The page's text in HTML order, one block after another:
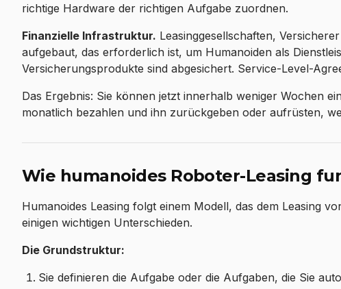
richtige Hardware der richtigen Aufgabe zuordnen.
Finanzielle Infrastruktur. Leasinggesellschaften,
aufgebaut, das erforderlich ist, um Humanoiden als
Versicherungsprodukte sind abgesichert. Service-Level-
Das Ergebnis: Sie können jetzt innerhalb weniger Wochen
monatlich bezahlen und ihn zurückgeben oder aufrüsten,
Wie humanoides Roboter-Leasing
Humanoides Leasing folgt einem Modell, das dem Leasing
einigen wichtigen Unterschieden.
Die Grundstruktur:
Sie definieren die Aufgabe oder die Aufgaben, die Sie